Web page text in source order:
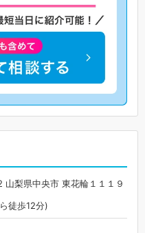
梨県中央市 東花輪１１１９
徒歩12分)